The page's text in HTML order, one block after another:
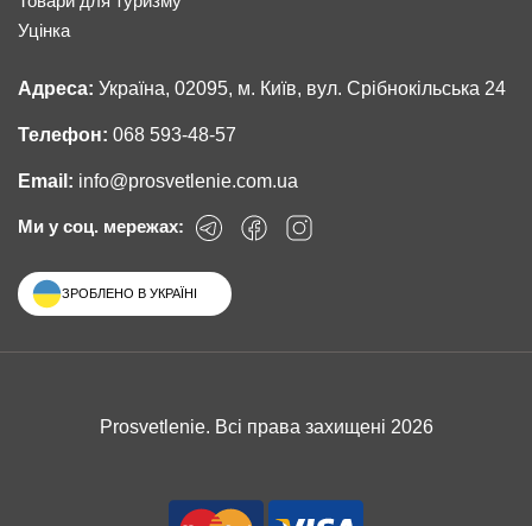
Уцінка
Адреса: Україна, 02095, м. Київ, вул. Срібнокільська 24
Телефон: 068 593-48-57
Email: info@prosvetlenie.com.ua
Ми у соц. мережах:
ЗРОБЛЕНО В УКРАЇНІ
Prosvetlenie. Всі права захищені 2026